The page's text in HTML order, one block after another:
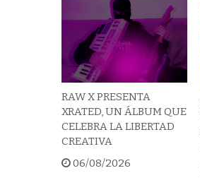
RAW X PRESENTA
XRATED, UN ÁLBUM QUE
CELEBRA LA LIBERTAD
CREATIVA
06/08/2026